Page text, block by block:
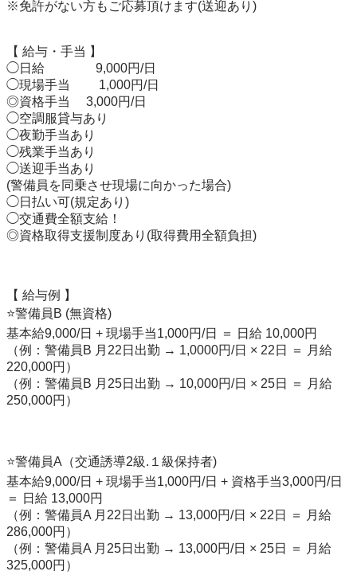
※免許がない方もご応募頂けます(送迎あり)
【 給与・手当 】
◯日給　　　　9,000円/日
◯現場手当　 　1,000円/日
◎資格手当　 3,000円/日
◯空調服貸与あり
◯夜勤手当あり
◯残業手当あり
◯送迎手当あり
(警備員を同乗させ現場に向かった場合)
◯日払い可(規定あり)
◯交通費全額支給！
◎資格取得支援制度あり(取得費用全額負担)
【 給与例 】
⭐️警備員B (無資格)
基本給9,000/日 + 現場手当1,000円/日 ＝ 日給 10,000円
（例：警備員B 月22日出勤 → 1,0000円/日 × 22日 ＝ 月給
220,000円）
（例：警備員B 月25日出勤 → 10,000円/日 × 25日 ＝ 月給
250,000円）
⭐️警備員A（交通誘導2級.１級保持者)
基本給9,000/日 + 現場手当1,000円/日 + 資格手当3,000円/日
＝ 日給 13,000円
（例：警備員A 月22日出勤 → 13,000円/日 × 22日 ＝ 月給
286,000円）
（例：警備員A 月25日出勤 → 13,000円/日 × 25日 ＝ 月給
325,000円）